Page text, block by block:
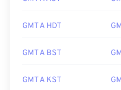
GMT A HDT
GMT A BST
GMT A KST